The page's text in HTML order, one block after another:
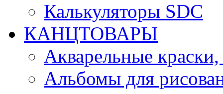
Калькуляторы SDC
КАНЦТОВАРЫ
Акварельные
Альбомы для